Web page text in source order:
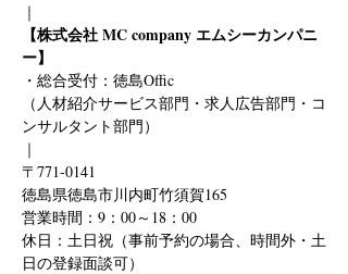
｜
【株式会社 MC company エムシーカンパニ
ー】
・総合受付：徳島Offic
（人材紹介サービス部門・求人広告部門・コ
ンサルタント部門）
｜
〒771-0141
徳島県徳島市川内町竹須賀165
営業時間：9：00～18：00
休日：土日祝（事前予約の場合、時間外・土
日の登録面談可）